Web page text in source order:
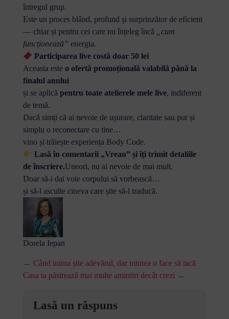
întregul grup.
Este un proces blând, profund și surprinzător de eficient
— chiar și pentru cei care nu înțeleg încă
„cum
funcționează” energia.
Participarea live costă doar 50 lei
Aceasta este o ofertă promoțională valabilă până la
finalul anului
și se aplică pentru toate atelierele mele live, indiferent
de temă.
Dacă simți că ai nevoie de ușurare, claritate sau pur și
simplu o reconectare cu tine…
vino și trăiește experiența Body Code.
Lasă în comentarii „Vreau” și îți trimit detaliile
de înscriere.Uneori, nu ai nevoie de mai mult.
Doar să-i dai voie corpului să vorbească…
și să-l asculte cineva care știe să-l traducă.
Dorela Iepan
← Când inima știe adevărul, dar mintea o face să tacă
Casa ta păstrează mai multe amintiri decât crezi →
Lasă un răspuns